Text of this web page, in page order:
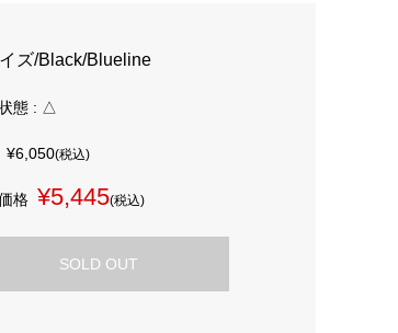
ズ/Black/Blueline
態 : △
¥6,050(税込)
格 ¥5,445(税込)
SOLD OUT